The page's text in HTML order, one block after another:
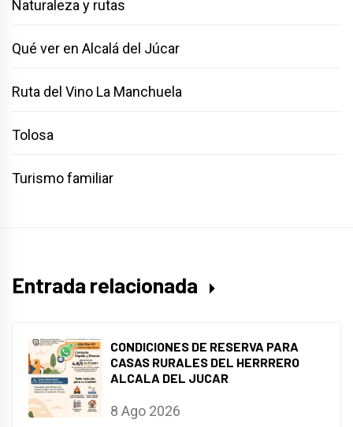
Naturaleza y rutas
Qué ver en Alcalá del Júcar
Ruta del Vino La Manchuela
Tolosa
Turismo familiar
Entrada relacionada
CONDICIONES DE RESERVA PARA
CASAS RURALES DEL HERRRERO
ALCALA DEL JUCAR
8 Ago 2026